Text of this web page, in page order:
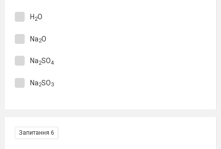
H 2O
Na2O
Na2SO4
Na2SO3
Запитання 6